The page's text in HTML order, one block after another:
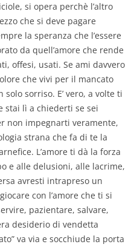
si opera perchè l’altro
che si deve pagare
la speranza che l’essere
da quell’amore che rende
offesi, usati. Se ami davvero
che vivi per il mancato
sorriso. E’ vero, a volte ti
stai lì a chiederti se sei
non impegnarti veramente,
strana che fa di te la
L’amore ti dà la forza
e alle delusioni, alle lacrime,
avresti intrapreso un
con l’amore che ti si
pazientare, salvare,
desiderio di vendetta
va via e socchiude la porta